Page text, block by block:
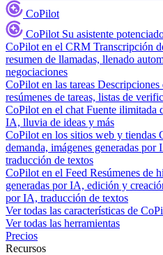
CoPilot
CoPilot Su asistente
CoPilot en el CRM Transcripción
resumen de llamadas, llenado
negociaciones
CoPilot en las tareas Descripciones
resúmenes de tareas, listas de
CoPilot en el chat Fuente ilimitada
IA, lluvia de ideas y más
CoPilot en los sitios web y tiendas
demanda, imágenes generadas por
traducción de textos
CoPilot en el Feed Resúmenes de
generadas por IA, edición y
por IA, traducción de textos
Ver todas las características de
Ver todas las herramientas
Precios
Recursos